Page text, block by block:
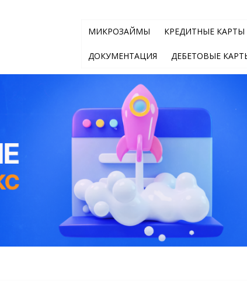
МИКРОЗАЙМЫ КРЕДИТНЫЕ КАРТЫ
ДОКУМЕНТАЦИЯ ДЕБЕТОВЫЕ